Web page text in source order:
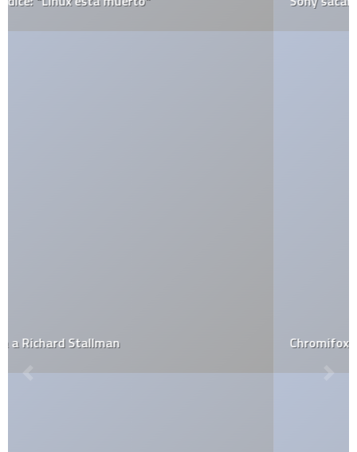
Chromifox Skin de Firefox, para que parezca Chrome